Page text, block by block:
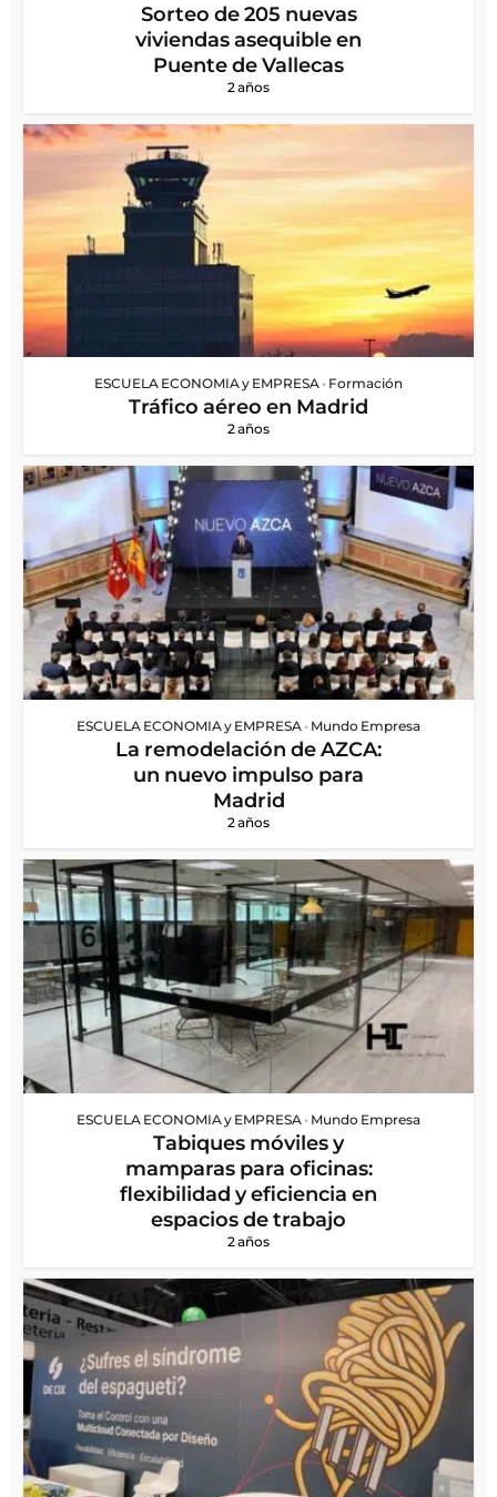
Sorteo de 205 nuevas
viviendas asequible en
Puente de Vallecas
2 años
ESCUELA ECONOMIA y EMPRESA • Formación
Tráfico aéreo en Madrid
2 años
ESCUELA ECONOMIA y EMPRESA • Mundo Empresa
La remodelación de AZCA:
un nuevo impulso para
Madrid
2 años
ESCUELA ECONOMIA y EMPRESA • Mundo Empresa
Tabiques móviles y
mamparas para oficinas:
flexibilidad y eficiencia en
espacios de trabajo
2 años